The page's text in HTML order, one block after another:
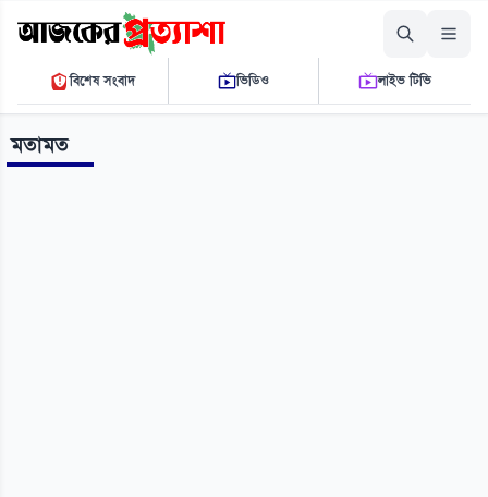
রোববার, ০৯ আগস্ট ২০২৬
১২:৫৭:৫৮ এ.এম.THE DAILY AJKER PROTTASHA
বিশেষ সংবাদ ভিডিও লাইভ টিভি
মতামত